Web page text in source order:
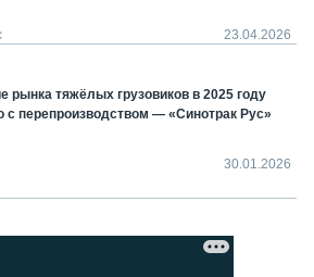
23.04.2026
рынка тяжёлых грузовиков в 2025 году
с перепроизводством — «Синотрак Рус»
30.01.2026